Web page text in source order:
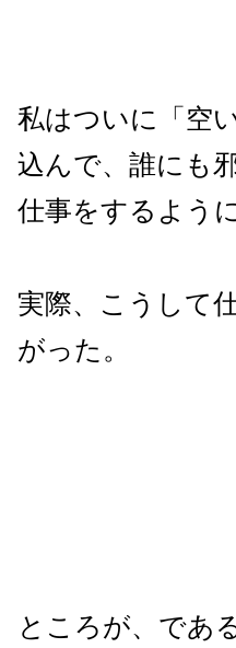
私はついに「空
込んで、誰にも
仕事をするよう
実際、こうして
がった。
ところが、である